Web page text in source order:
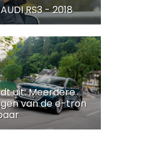
RS3 - 2018
uit: Meerdere
van de e-tron